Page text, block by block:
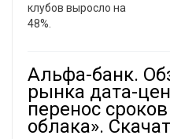
клубов выросло на
48%.
Альфа-банк.
рынка дата-
перенос
облака».